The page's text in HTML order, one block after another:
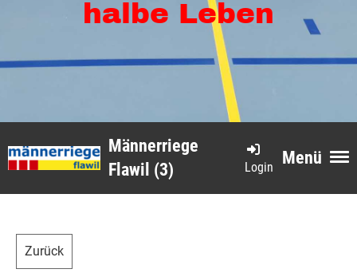
halbe Leben
Menü
Login
Männerriege
Flawil (3)
Zurück